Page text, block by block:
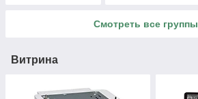
Смотреть все группы
Витрина